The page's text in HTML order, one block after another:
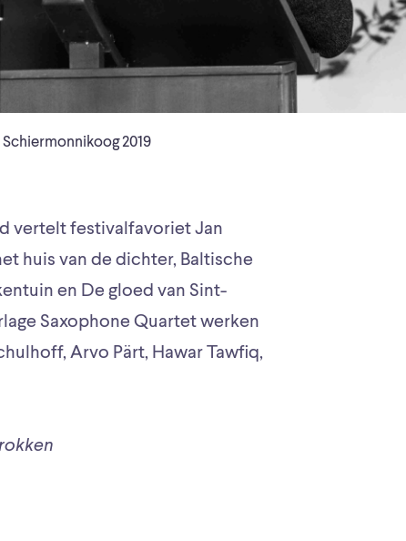
2019
vertelt festivalfavoriet Jan
huis van de dichter, Baltische
en De gloed van Sint-
Saxophone Quartet werken
Arvo Pärt, Hawar Tawfiq,